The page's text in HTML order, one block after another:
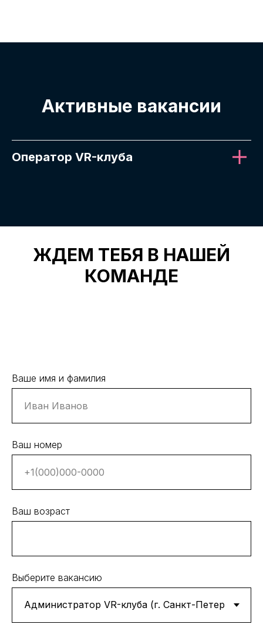
Активные вакансии
Оператор VR-клуба
ЖДЕМ ТЕБЯ В НАШЕЙ
КОМАНДЕ
Ваше имя и фамилия
Ваш номер
Ваш возраст
Выберите вакансию